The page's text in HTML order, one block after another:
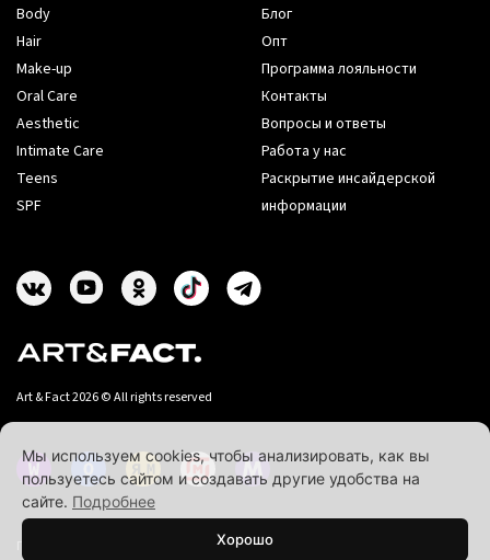
Art & Fact 2026 © All rights reserved
Body
Hair
Make-up
Oral Care
Aesthetic
Intimate Care
Teens
SPF
Блог
Опт
Программа лояльности
Контакты
Вопросы и ответы
Работа у нас
Раскрытие инсайдерской
информации
Мы используем cookies, чтобы анализировать, как вы
пользуетесь сайтом и создавать другие удобства на
сайте. Подробнее
Хорошо